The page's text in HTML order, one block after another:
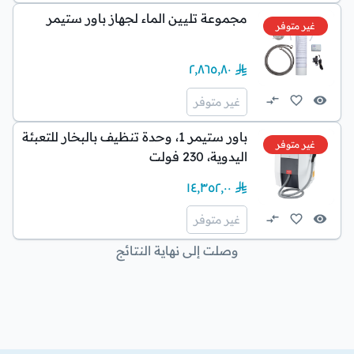
غير متوفر مجموعة تليين الماء لجهاز باور ستيمر
٢٬٨٦٥٫٨٠
غير متوفر
غير متوفر
باور ستيمر 1، وحدة تنظيف بالبخار للتعبئة
اليدوية، 230 فولت
١٤٬٣٥٢٫٠٠
غير متوفر
وصلت إلى نهاية النتائج